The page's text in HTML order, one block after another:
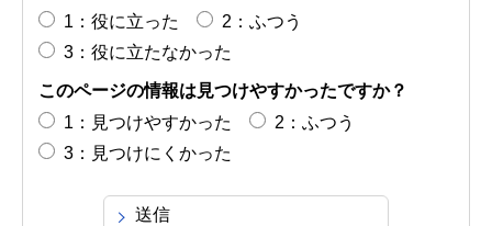
1：役に立った
2：ふつう
3：役に立たなかった
このページの情報は見つけやすかったですか？
1：見つけやすかった
2：ふつう
3：見つけにくかった